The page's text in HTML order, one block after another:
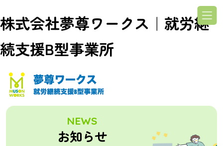
株式会社夢尊ワークス｜就労継
続支援B型事業所
NEWS
お知らせ